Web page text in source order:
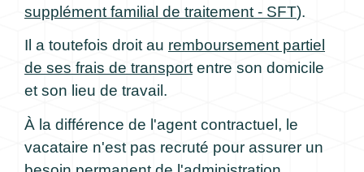
supplément familial de traitement - SFT).
Il a toutefois droit au remboursement partiel
de ses frais de transportentre son domicile
et son lieu de travail.
À la différence de l'agent contractuel, le
vacataire n'est pas recruté pour assurer un